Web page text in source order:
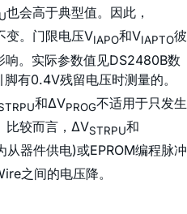
也会高于典型值。因此，
变。门限电压VIAPO和VIAPTO彼
响。实际参数值见DS2480B数
有0.4V残留电压时测量的。
和ΔVPROG不适用于只发生
比较而言，ΔVSTRPU和
从器件供电)或EPROM编程脉冲
之间的电压降。